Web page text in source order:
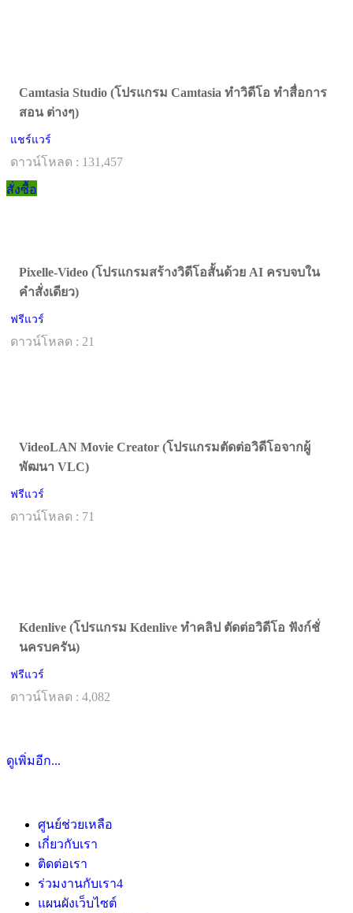
Camtasia Studio (โปรแกรม Camtasia ทำวิดีโอ ทำสื่อการ
สอน ต่างๆ)
แชร์แวร์
ดาวน์โหลด : 131,457
สั่งซื้อ
Pixelle-Video (โปรแกรมสร้างวิดีโอสั้นด้วย AI ครบจบใน
คำสั่งเดียว)
ฟรีแวร์
ดาวน์โหลด : 21
VideoLAN Movie Creator (โปรแกรมตัดต่อวิดีโอจากผู้
พัฒนา VLC)
ฟรีแวร์
ดาวน์โหลด : 71
Kdenlive (โปรแกรม Kdenlive ทำคลิป ตัดต่อวิดีโอ ฟังก์ชั่
นครบครัน)
ฟรีแวร์
ดาวน์โหลด : 4,082
ดูเพิ่มอีก...
ศูนย์ช่วยเหลือ
เกี่ยวกับเรา
ติดต่อเรา
ร่วมงานกับเรา4
แผนผังเว็บไซต์